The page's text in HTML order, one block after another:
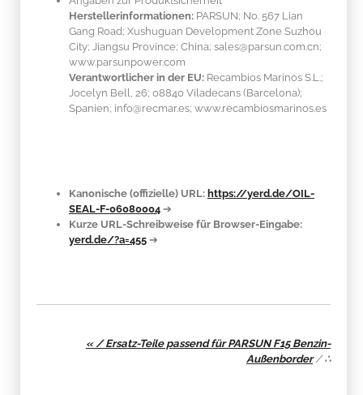
Herstellerinformationen: PARSUN; No. 567 Lian
Gang Road; Xushuguan Development Zone Suzhou
City; Jiangsu Province; China; sales@parsun.com.cn;
www.parsunpower.com
Verantwortlicher in der EU: Recambios Marinos S.L.;
Jocelyn Bell, 26; 08840 Viladecans (Barcelona);
Spanien; info@recmar.es; www.recambiosmarinos.es
Kanonische (offizielle) URL: https://yerd.de/OIL-
SEAL-F-06080004 ➔
Kurze URL-Schreibweise für Browser-Eingabe:
yerd.de/?a=455 ➔
« / Ersatz-Teile passend für PARSUN F15 Benzin-
Außenborder/∴